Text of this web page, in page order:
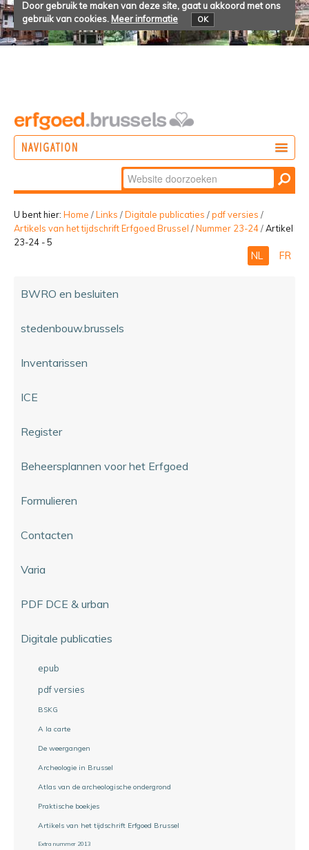
Door gebruik te maken van deze site, gaat u akkoord met ons
gebruik van cookies. Meer informatie OK
NAVIGATION
BELEVEN
Zoek
Geavanceerd
zoeken...
U bent hier: Home /Links /Digitale publicaties /pdf versies /
Artikels van het tijdschrift Erfgoed Brussel /Nummer 23-24/Artikel
23-24 - 5
NL FR
BWRO en besluiten
stedenbouw.brussels
Inventarissen
ICE
Register
Beheersplannen voor het Erfgoed
Formulieren
Contacten
Varia
PDF DCE & urban
Digitale publicaties
epub
pdf versies
BSKG
A la carte
De weergangen
Archeologie in Brussel
Atlas van de archeologische ondergrond
Praktische boekjes
Artikels van het tijdschrift Erfgoed Brussel
Extra nummer 2013